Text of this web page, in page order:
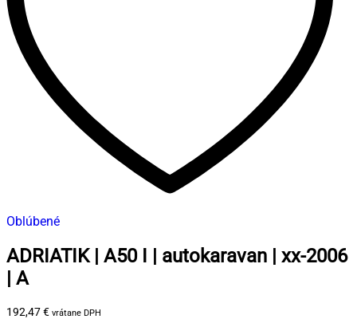
Oblúbené
ADRIATIK | A50 I | autokaravan | xx-2006
| A
192,47€ vrátane DPH